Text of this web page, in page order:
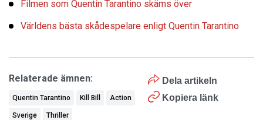
Filmen som Quentin Tarantino skäms över
Världens bästa skådespelare enligt Quentin Tarantino
Dela artikeln
Kopiera länk
Relaterade ämnen:
Quentin Tarantino Kill Bill Action
Sverige Thriller